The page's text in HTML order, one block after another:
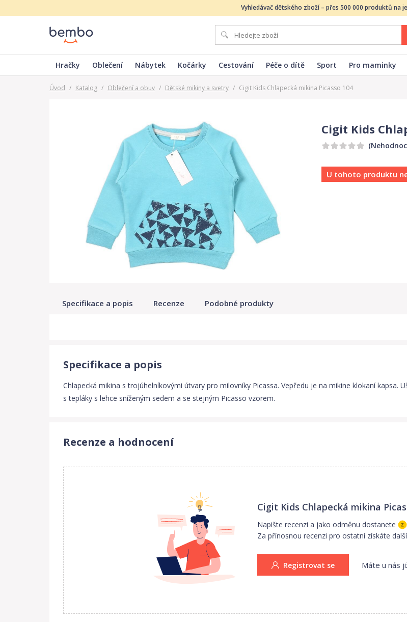
Vyhledávač dětského zboží – přes 500 000 produktů na
Hračky Oblečení Nábytek Kočárky Cestování Péče o dítě Sport Pro maminky
Úvod / Katalog / Oblečení a obuv / Dětské mikiny a svetry / Cigit Kids Chlapecká mikina Picasso 104
Cigit Kids
U tohoto produktu
Specifikace a popis Recenze Podobné produkty
Specifikace a popis
Chlapecká mikina s trojúhelníkovými útvary pro milovníky Picassa. Vepředu je na mikine klokaní
s tepláky s lehce sníženým sedem a se stejným Picasso vzorem.
Recenze a hodnocení
Cigit Kids Chlapecká mikina
Napište recenzi a jako odměnu dostanete
Za přínosnou recenzi pro ostatní získáte
Registrovat se Máte u nás